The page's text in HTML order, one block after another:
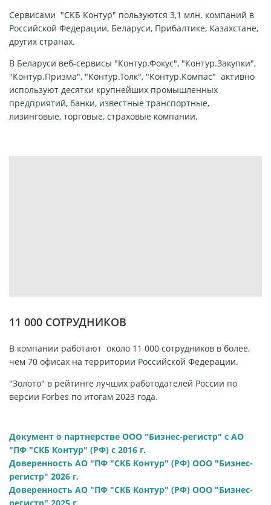
Сервисами "СКБ Контур" пользуются 3,1 млн. компаний в
Российской Федерации, Беларуси, Прибалтике, Казахстане,
других странах.
В Беларуси веб-сервисы "Контур.Фокус", "Контур.Закупки",
"Контур.Призма", "Контур.Толк", "Контур.Компас" активно
используют десятки крупнейших промышленных
предприятий, банки, известные транспортные,
лизинговые, торговые, страховые компании.
11 000 СОТРУДНИКОВ
В компании работают около 11 000 сотрудников в более,
чем 70 офисах на территории Российской Федерации.
"Золото" в рейтинге лучших работодателей России по
версии Forbes по итогам 2023 года.
Документ о партнерстве ООО "Бизнес-регистр" с АО
"ПФ "СКБ Контур" (РФ) c 2016 г.
Доверенность АО "ПФ "СКБ Контур" (РФ) ООО "Бизнес-
регистр" 2026 г.
Доверенность АО "ПФ "СКБ Контур" (РФ) ООО "Бизнес-